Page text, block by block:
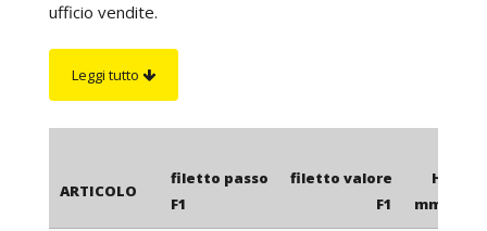
ufficio vendite.
dimensioni su disegno.
Leggi tutto
ARTICOLO
filetto passo
F1
filetto valore
F1
H
mm